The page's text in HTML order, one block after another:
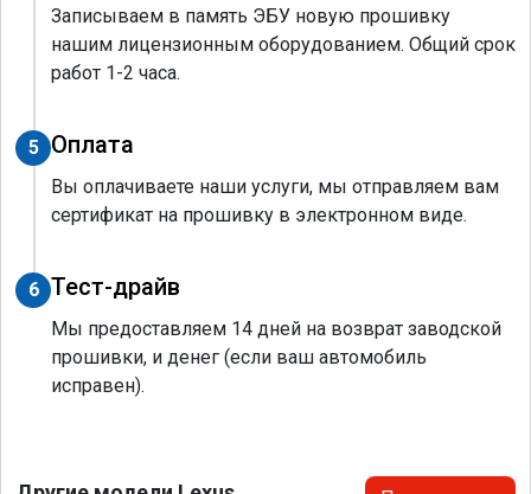
Записываем в память ЭБУ новую прошивку
нашим лицензионным оборудованием. Общий срок
работ 1-2 часа.
5 Оплата
Вы оплачиваете наши услуги, мы отправляем вам
сертификат на прошивку в электронном виде.
6 Тест-драйв
Мы предоставляем 14 дней на возврат заводской
прошивки, и денег (если ваш автомобиль
исправен).